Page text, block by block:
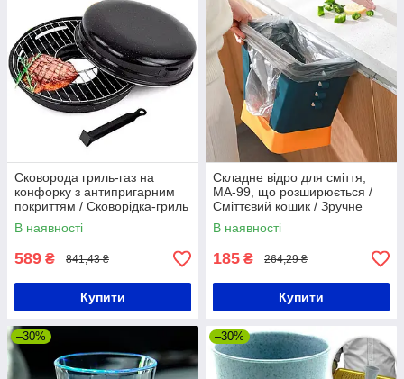
Сковорода гриль-газ на
конфорку з антипригарним
покриттям / Сковорідка-гриль
на газу
В наявності
589 ₴ 841,43 ₴
Купити
Складне відро для сміття,
МА-99, що розширюється /
Сміттєвий кошик / Зручне
відро для сміття
В наявності
185 ₴ 264,29 ₴
Купити
–30% –30%